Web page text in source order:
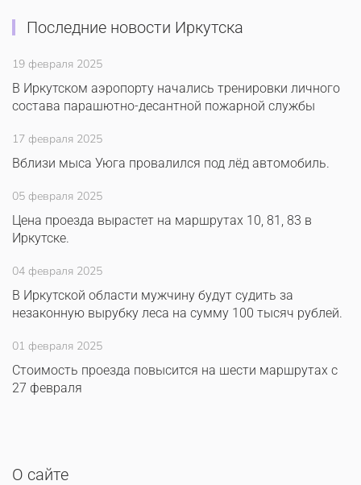
Последние новости Иркутска
19 февраля 2025
В Иркутском аэропорту начались тренировки личного
состава парашютно-десантной пожарной службы
17 февраля 2025
Вблизи мыса Уюга провалился под лёд автомобиль.
05 февраля 2025
Цена проезда вырастет на маршрутах 10, 81, 83 в
Иркутске.
04 февраля 2025
В Иркутской области мужчину будут судить за
незаконную вырубку леса на сумму 100 тысяч рублей.
01 февраля 2025
Стоимость проезда повысится на шести маршрутах с
27 февраля
О сайте